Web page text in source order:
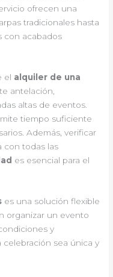
ofrecen una
tradicionales hasta
con acabados
el alquiler de una
antelación,
altas de eventos.
tiempo suficiente
Además, verificar
con todas las
es esencial para el
es una solución flexible
organizar un evento
y
sea única y